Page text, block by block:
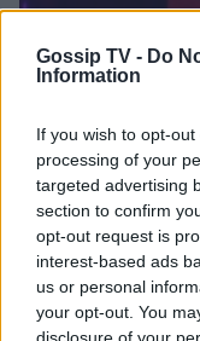
Gossip TV - Do
Information
If you wish to opt-
processing of your
targeted advertising
section to confirm
opt-out request is
interest-based ads
us or personal
your opt-out. You
disclosure of your